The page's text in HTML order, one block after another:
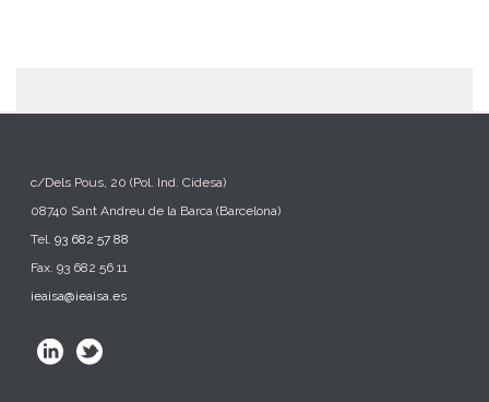
c/Dels Pous, 20 (Pol. Ind. Cidesa)
08740 Sant Andreu de la Barca (Barcelona)
Tel.93 682 57 88
Fax. 93 682 56 11
ieaisa@ieaisa.es